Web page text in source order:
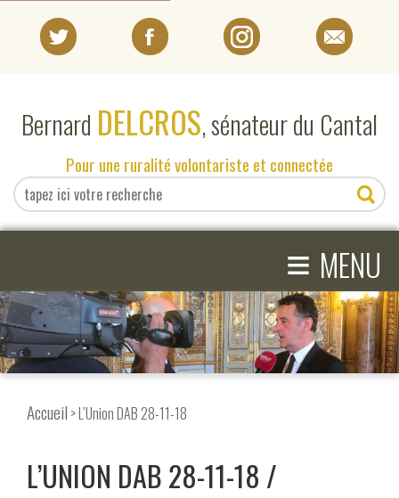
Bernard DELCROS, sénateur du Cantal
Pour une ruralité volontariste et connectée
≡ MENU
EN DIRECT DU SÉNAT
EN DIRECT DU CANTAL
COMPRENDRE LE SÉNAT
Accueil > L’Union DAB 28-11-18
L’UNION DAB 28-11-18